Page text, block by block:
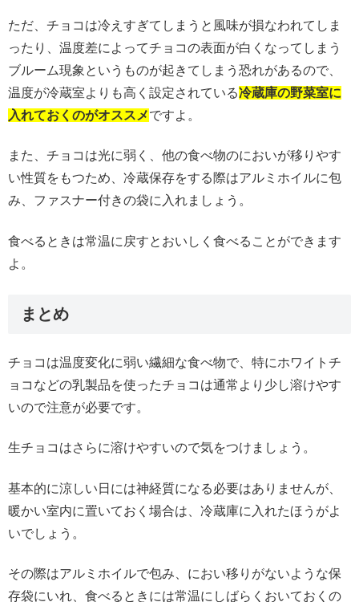
ただ、チョコは冷えすぎてしまうと風味が損なわれてしま
ったり、温度差によってチョコの表面が白くなってしまう
ブルーム現象というものが起きてしまう恐れがあるので、
温度が冷蔵室よりも高く設定されている冷蔵庫の野菜室に
入れておくのがオススメですよ。
また、チョコは光に弱く、他の食べ物のにおいが移りやす
い性質をもつため、冷蔵保存をする際はアルミホイルに包
み、ファスナー付きの袋に入れましょう。
食べるときは常温に戻すとおいしく食べることができます
よ。
まとめ
チョコは温度変化に弱い繊細な食べ物で、特にホワイトチ
ョコなどの乳製品を使ったチョコは通常より少し溶けやす
いので注意が必要です。
生チョコはさらに溶けやすいので気をつけましょう。
基本的に涼しい日には神経質になる必要はありませんが、
暖かい室内に置いておく場合は、冷蔵庫に入れたほうがよ
いでしょう。
その際はアルミホイルで包み、におい移りがないような保
存袋にいれ、食べるときには常温にしばらくおいておくの